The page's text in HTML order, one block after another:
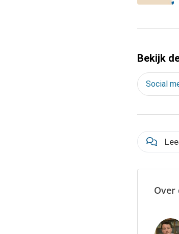
Bekijk
Social
Over